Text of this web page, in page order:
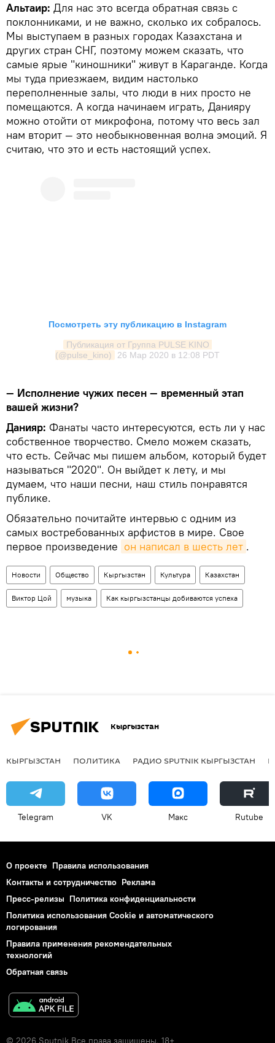
Альтаир: Для нас это всегда обратная связь с
поклонниками, и не важно, сколько их собралось.
Мы выступаем в разных городах Казахстана и
других стран СНГ, поэтому можем сказать, что
самые ярые "киношники" живут в Караганде. Когда
мы туда приезжаем, видим настолько
переполненные залы, что люди в них просто не
помещаются. А когда начинаем играть, Данияру
можно отойти от микрофона, потому что весь зал
нам вторит — это необыкновенная волна эмоций. Я
считаю, что это и есть настоящий успех.
Посмотреть эту публикацию в Instagram
Публикация от Группа PULSE KINO
(@pulse_kino)
26 Мар 2020 в 12:08 PDT
— Исполнение чужих песен — временный этап
вашей жизни?
Данияр: Фанаты часто интересуются, есть ли у нас
собственное творчество. Смело можем сказать,
что есть. Сейчас мы пишем альбом, который будет
называться "2020". Он выйдет к лету, и мы
думаем, что наши песни, наш стиль понравятся
публике.
Обязательно почитайте интервью с одним из
самых востребованных арфистов в мире. Свое
первое произведение он написал в шесть лет .
Новости Общество Кыргызстан Культура Казахстан
Виктор Цой музыка Как кыргызстанцы добиваются успеха
Кыргызстан
КЫРГЫЗСТАН ПОЛИТИКА РАДИО SPUTNIK КЫРГЫЗСТАН
Telegram VK Макс Rutube
О проекте Правила использования
Контакты и сотрудничество Реклама
Пресс-релизы Политика конфиденциальности
Политика использования Cookie и автоматического
логирования
Правила применения рекомендательных
технологий
Обратная связь
© 2026 Sputnik Все права защищены. 18+